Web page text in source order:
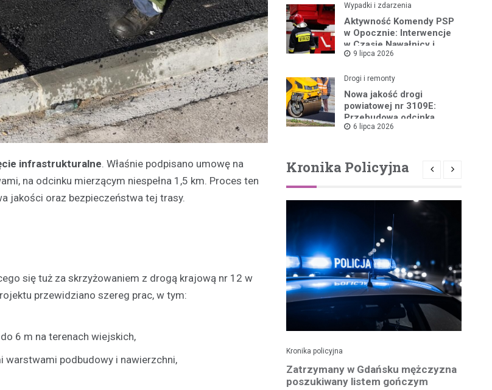
infrastrukturalne. Właśnie podpisano umowę na
na odcinku mierzącym niespełna 1,5 km. Proces ten
jakości oraz bezpieczeństwa tej trasy.
się tuż za skrzyżowaniem z drogą krajową nr 12 w
przewidziano szereg prac, w tym:
6 m na terenach wiejskich,
podbudowy i nawierzchni,
Wypadki i zdarzenia
Aktywność Komendy PSP
w Opocznie: Interwencje
w Czasie Nawałnicy i
Pożarów
9 lipca 2026
Drogi i remonty
Nowa jakość drogi
powiatowej nr 3109E:
Przebudowa odcinka
Drzewica – Dąbrówka
6 lipca 2026
Kronika Policyjna
Kierowca powodujący wypadek i
Kronika policyjna
Zatrzymany w Gdańsku mężczyzna
poszukiwany listem gończym